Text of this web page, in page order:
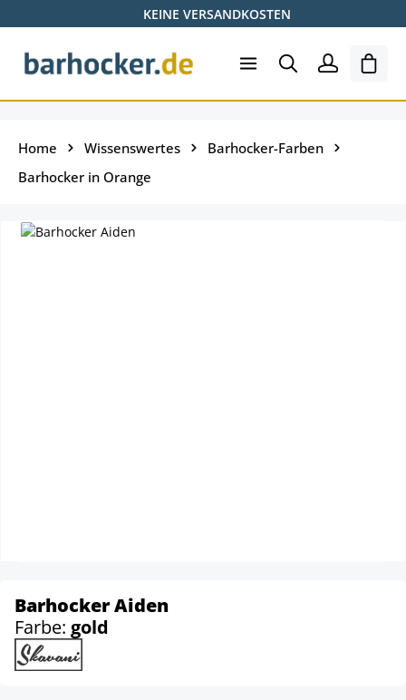
Zum Hauptinhalt springenKEINE VERSANDKOSTEN
Home Wissenswertes
Barhocker-Farben
Barhocker in Orange
Barhocker Aiden
Farbe: gold